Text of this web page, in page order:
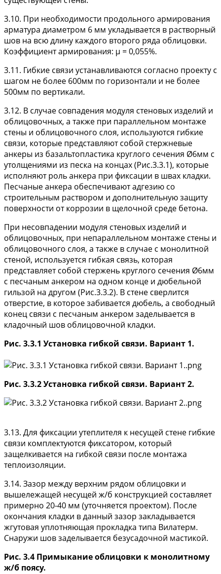
3.10. При необходимости продольного армирования
арматура диаметром 6 мм укладывается в растворный
шов на всю длину каждого второго ряда облицовки.
Коэффициент армирования: μ = 0,055%.
3.11. Гибкие связи устанавливаются согласно проекту с
шагом не более 600мм по горизонтали и не более
500мм по вертикали.
3.12. В случае совпадения модуля стеновых изделий и
облицовочных, а также при параллельном монтаже
стены и облицовочного слоя, используются гибкие
связи, которые представляют собой стержневые
анкеры из базальтопластика круглого сечения Ø6мм с
утолщениями из песка на концах (Рис.3.3.1), которые
исполняют роль анкера при фиксации в швах кладки.
Песчаные анкера обеспечивают адгезию со
строительным раствором и дополнительную защиту
поверхности от коррозии в щелочной среде бетона.
При несовпадении модуля стеновых изделий и
облицовочных, при непараллельном монтаже стены и
облицовочного слоя, а также в случае с монолитной
стеной, используется гибкая связь, которая
представляет собой стержень круглого сечения Ø6мм
с песчаным анкером на одном конце и дюбельной
гильзой на другом (Рис.3.3.2). В стене сверлится
отверстие, в которое забивается дюбель, а свободный
конец связи с песчаным анкером заделывается в
кладочный шов облицовочной кладки.
Рис. 3.3.1 Установка гибкой связи. Вариант 1.
Рис. 3.3.2 Установка гибкой связи. Вариант 2.
3.13. Для фиксации утеплителя к несущей стене гибкие
связи комплектуются фиксатором, который
защелкивается на гибкой связи после монтажа
теплоизоляции.
3.14. Зазор между верхним рядом облицовки и
вышележащей несущей ж/б конструкцией составляет
примерно 20-40 мм (уточняется проектом). После
окончания кладки в данный зазор закладывается
жгутовая уплотняющая прокладка типа Вилатерм.
Снаружи шов заделывается безусадочной мастикой.
Рис. 3.4 Примыкание облицовки к монолитному
ж/б поясу.